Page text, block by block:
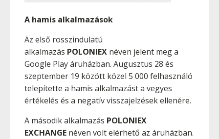
A hamis alkalmazások
Az első rosszindulatú
alkalmazás POLONIEX néven jelent meg a
Google Play áruházban. Augusztus 28 és
szeptember 19 között közel 5 000 felhasználó
telepítette a hamis alkalmazást a vegyes
értékelés és a negatív visszajelzések ellenére.
A második alkalmazás POLONIEX
EXCHANGE néven volt elérhető az áruházban.